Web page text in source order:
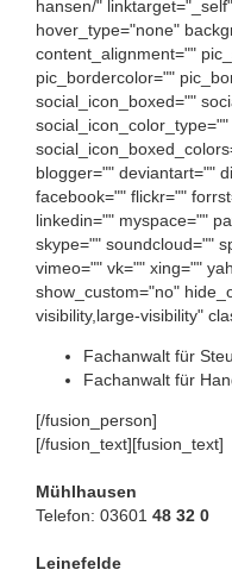
hansen/"
hover_type="none"
content_alignment=""
pic_bordercolor=""
social_icon_boxed=""
blogger="" deviantart=""
facebook="" flickr=""
linkedin="" myspace=""
skype="" soundcloud=""
vimeo="" vk="" xing=""
show_custom="no"
visibility,large-visibility"
Fachanwalt für
Fachanwalt für
[/fusion_person]
[/fusion_text][fusion_text]
Mühlhausen
Telefon: 03601 48 32 0
Leinefelde